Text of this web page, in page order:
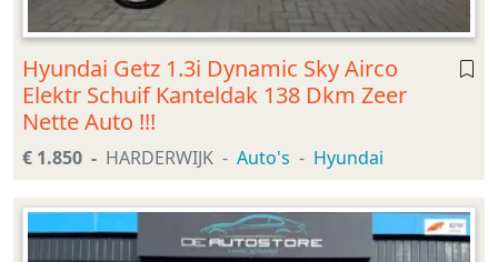
Hyundai Getz 1.3i Dynamic Sky Airco
Elektr Schuif Kanteldak 138 Dkm Zeer
Nette Auto !!!
€ 1.850 HARDERWIJK Auto's Hyundai